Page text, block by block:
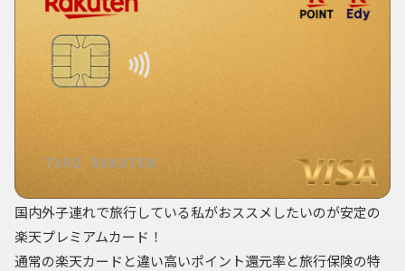
国内外子連れで旅行している私がおススメしたいのが安定の
楽天プレミアムカード！
通常の楽天カードと違い高いポイント還元率と旅行保険の特